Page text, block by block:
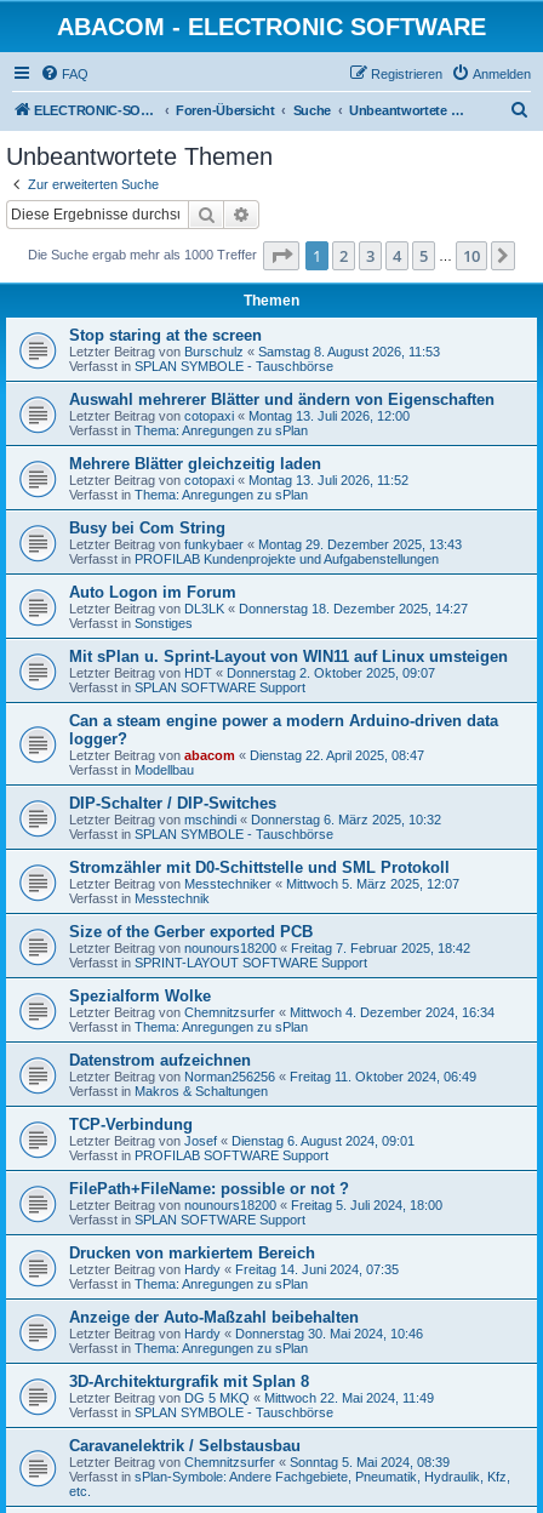
ABACOM - ELECTRONIC SOFTWARE
FAQ Anmelden
Registrieren
ELECTRONIC-SOFWARE-SHOP Foren-Übersicht Suche Unbeantwortete Themen
Unbeantwortete Themen
Zur erweiterten Suche
Suche
Die Suche ergab mehr als 1000 Treffer Seite 1von 10
1 2 3 4 5 10
Themen
Stop staring at the screen
Letzter Beitrag von Burschulz « Samstag 8. August 2026, 11:53
Verfasst in SPLAN SYMBOLE - Tauschbörse
Auswahl mehrerer Blätter und ändern von Eigenschaften
Letzter Beitrag von cotopaxi « Montag 13. Juli 2026, 12:00
Verfasst in Thema: Anregungen zu sPlan
Mehrere Blätter gleichzeitig laden
Letzter Beitrag von cotopaxi « Montag 13. Juli 2026, 11:52
Verfasst in Thema: Anregungen zu sPlan
Busy bei Com String
Letzter Beitrag von funkybaer « Montag 29. Dezember 2025, 13:43
Verfasst in PROFILAB Kundenprojekte und Aufgabenstellungen
Auto Logon im Forum
Letzter Beitrag von DL3LK « Donnerstag 18. Dezember 2025, 14:27
Verfasst in Sonstiges
Mit sPlan u. Sprint-Layout von WIN11 auf Linux umsteigen
Letzter Beitrag von HDT « Donnerstag 2. Oktober 2025, 09:07
Verfasst in SPLAN SOFTWARE Support
Can a steam engine power a modern Arduino-driven data
logger?
Letzter Beitrag von abacom « Dienstag 22. April 2025, 08:47
Verfasst in Modellbau
DIP-Schalter / DIP-Switches
Letzter Beitrag von mschindi « Donnerstag 6. März 2025, 10:32
Verfasst in SPLAN SYMBOLE - Tauschbörse
Stromzähler mit D0-Schittstelle und SML Protokoll
Letzter Beitrag von Messtechniker « Mittwoch 5. März 2025, 12:07
Verfasst in Messtechnik
Size of the Gerber exported PCB
Letzter Beitrag von nounours18200 « Freitag 7. Februar 2025, 18:42
Verfasst in SPRINT-LAYOUT SOFTWARE Support
Spezialform Wolke
Letzter Beitrag von Chemnitzsurfer « Mittwoch 4. Dezember 2024, 16:34
Verfasst in Thema: Anregungen zu sPlan
Datenstrom aufzeichnen
Letzter Beitrag von Norman256256 « Freitag 11. Oktober 2024, 06:49
Verfasst in Makros & Schaltungen
TCP-Verbindung
Letzter Beitrag von Josef « Dienstag 6. August 2024, 09:01
Verfasst in PROFILAB SOFTWARE Support
FilePath+FileName: possible or not ?
Letzter Beitrag von nounours18200 « Freitag 5. Juli 2024, 18:00
Verfasst in SPLAN SOFTWARE Support
Drucken von markiertem Bereich
Letzter Beitrag von Hardy « Freitag 14. Juni 2024, 07:35
Verfasst in Thema: Anregungen zu sPlan
Anzeige der Auto-Maßzahl beibehalten
Letzter Beitrag von Hardy « Donnerstag 30. Mai 2024, 10:46
Verfasst in Thema: Anregungen zu sPlan
3D-Architekturgrafik mit Splan 8
Letzter Beitrag von DG 5 MKQ « Mittwoch 22. Mai 2024, 11:49
Verfasst in SPLAN SYMBOLE - Tauschbörse
Caravanelektrik / Selbstausbau
Letzter Beitrag von Chemnitzsurfer « Sonntag 5. Mai 2024, 08:39
Verfasst in sPlan-Symbole: Andere Fachgebiete, Pneumatik, Hydraulik, Kfz,
etc.